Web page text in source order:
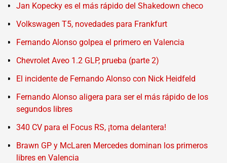
Jan Kopecky es el más rápido del Shakedown checo
Volkswagen T5, novedades para Frankfurt
Fernando Alonso golpea el primero en Valencia
Chevrolet Aveo 1.2 GLP, prueba (parte 2)
El incidente de Fernando Alonso con Nick Heidfeld
Fernando Alonso aligera para ser el más rápido de los
segundos libres
340 CV para el Focus RS, ¡toma delantera!
Brawn GP y McLaren Mercedes dominan los primeros
libres en Valencia